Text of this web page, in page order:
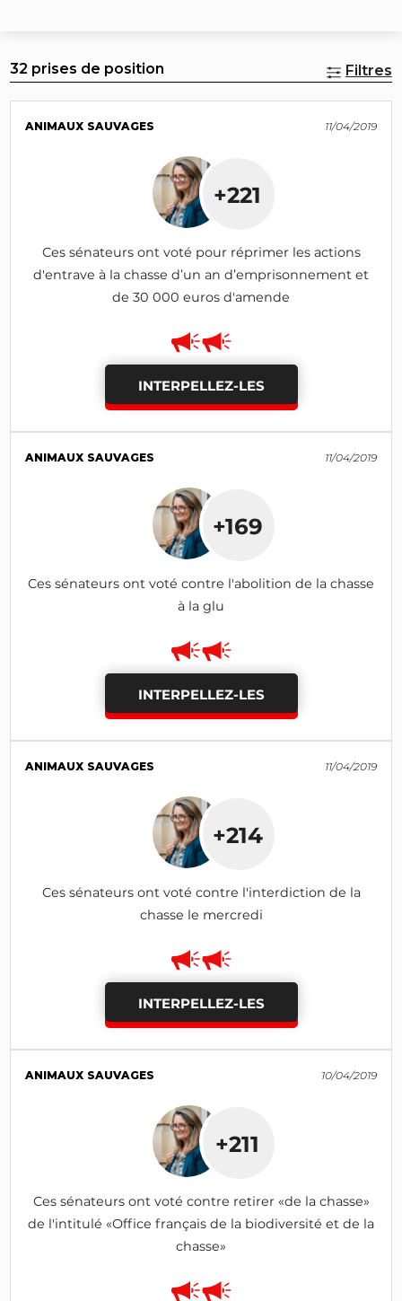
32 prises de position Filtres
ANIMAUX SAUVAGES 11/04/2019
+221
Ces sénateurs ont voté pour réprimer les actions
d'entrave à la chasse d’un an d’emprisonnement et
de 30 000 euros d'amende
INTERPELLEZ-LES
ANIMAUX SAUVAGES 11/04/2019
+169
Ces sénateurs ont voté contre l'abolition de la chasse
à la glu
INTERPELLEZ-LES
ANIMAUX SAUVAGES 11/04/2019
+214
Ces sénateurs ont voté contre l'interdiction de la
chasse le mercredi
INTERPELLEZ-LES
ANIMAUX SAUVAGES 10/04/2019
+211
Ces sénateurs ont voté contre retirer «de la chasse»
de l'intitulé «Office français de la biodiversité et de la
chasse»